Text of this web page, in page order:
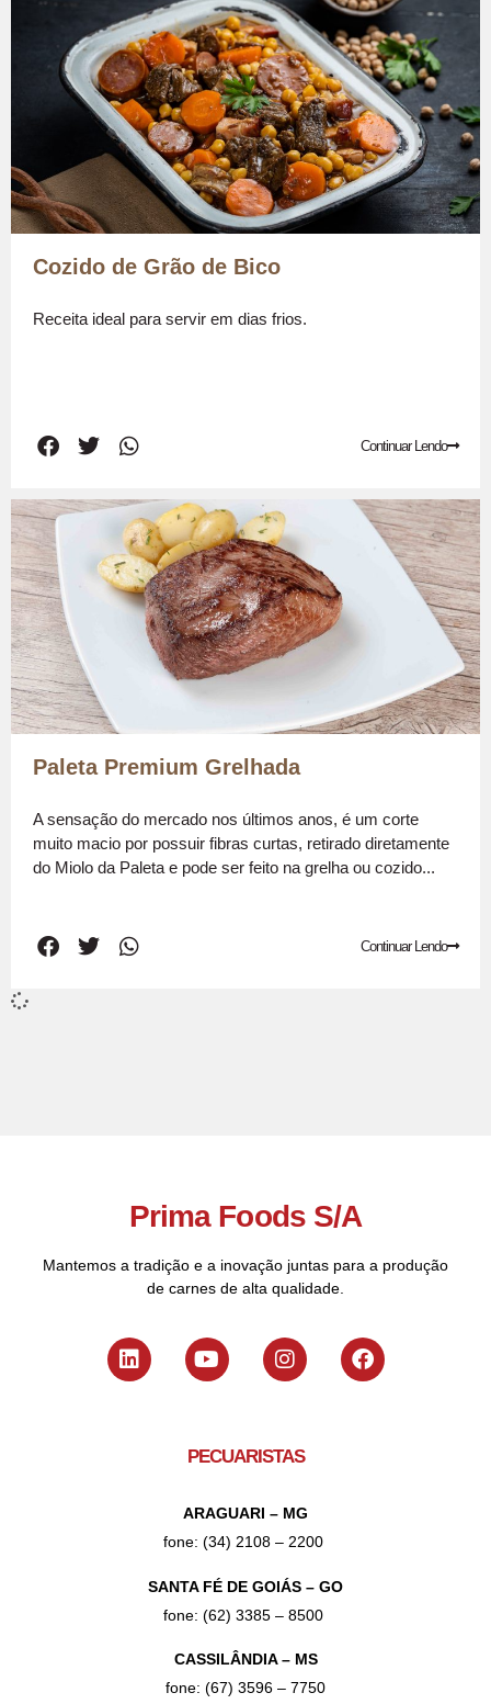
Cozido de Grão de Bico
Receita ideal para servir em dias frios.
Continuar Lendo
Paleta Premium Grelhada
A sensação do mercado nos últimos anos, é um corte
muito macio por possuir fibras curtas, retirado diretamente
do Miolo da Paleta e pode ser feito na grelha ou cozido...
Continuar Lendo
Prima Foods S/A
Mantemos a tradição e a inovação juntas para a produção
de carnes de alta qualidade.
PECUARISTAS
ARAGUARI – MG
fone: (34) 2108 – 2200
SANTA FÉ DE GOIÁS – GO
fone: (62) 3385 – 8500
CASSILÂNDIA – MS
fone: (67) 3596 – 7750